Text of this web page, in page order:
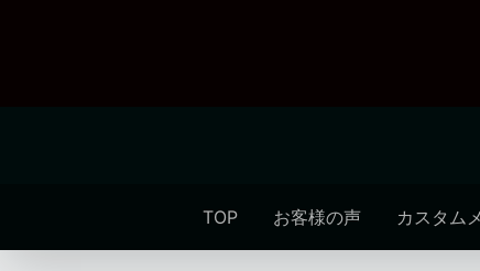
TOP お客様の声 カスタム